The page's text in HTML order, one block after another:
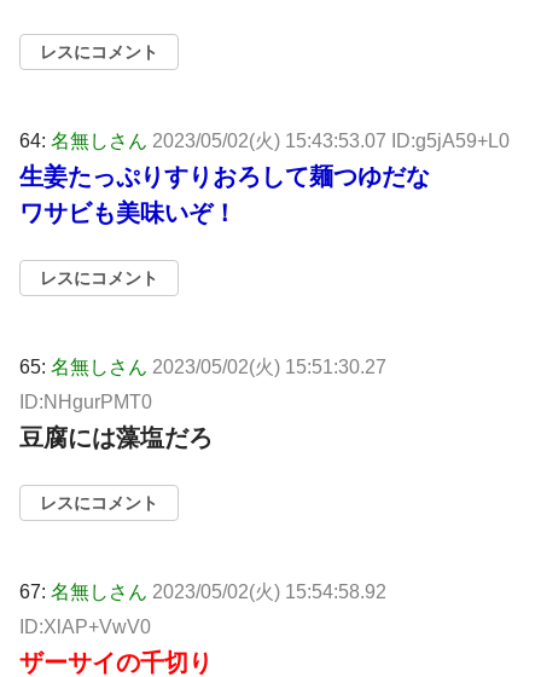
レスにコメント
64: 名無しさん 2023/05/02(火) 15:43:53.07 ID:g5jA59+L0
生姜たっぷりすりおろして麺つゆだな
ワサビも美味いぞ！
レスにコメント
65: 名無しさん 2023/05/02(火) 15:51:30.27
ID:NHgurPMT0
豆腐には藻塩だろ
レスにコメント
67: 名無しさん 2023/05/02(火) 15:54:58.92
ID:XlAP+VwV0
ザーサイの千切り